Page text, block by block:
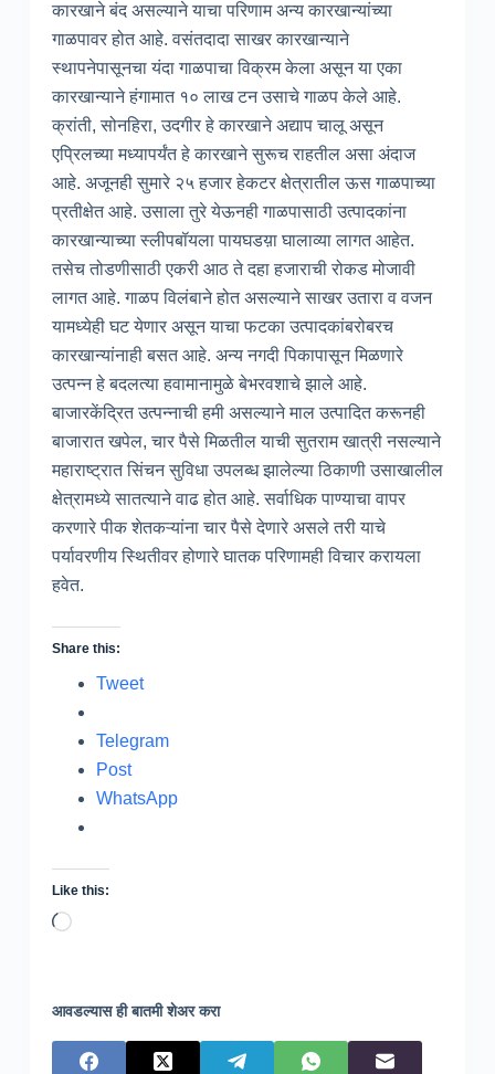
कारखाने बंद असल्याने याचा परिणाम अन्य कारखान्यांच्या
गाळपावर होत आहे. वसंतदादा साखर कारखान्याने
स्थापनेपासूनचा यंदा गाळपाचा विक्रम केला असून या एका
कारखान्याने हंगामात १० लाख टन उसाचे गाळप केले आहे.
क्रांती, सोनहिरा, उदगीर हे कारखाने अद्याप चालू असून
एप्रिलच्या मध्यापर्यंत हे कारखाने सुरूच राहतील असा अंदाज
आहे. अजूनही सुमारे २५ हजार हेकटर क्षेत्रातील ऊस गाळपाच्या
प्रतीक्षेत आहे. उसाला तुरे येऊनही गाळपासाठी उत्पादकांना
कारखान्याच्या स्लीपबॉयला पायघडय़ा घालाव्या लागत आहेत.
तसेच तोडणीसाठी एकरी आठ ते दहा हजाराची रोकड मोजावी
लागत आहे. गाळप विलंबाने होत असल्याने साखर उतारा व वजन
यामध्येही घट येणार असून याचा फटका उत्पादकांबरोबरच
कारखान्यांनाही बसत आहे. अन्य नगदी पिकापासून मिळणारे
उत्पन्न हे बदलत्या हवामानामुळे बेभरवशाचे झाले आहे.
बाजारकेंद्रित उत्पन्नाची हमी असल्याने माल उत्पादित करूनही
बाजारात खपेल, चार पैसे मिळतील याची सुतराम खात्री नसल्याने
महाराष्ट्रात सिंचन सुविधा उपलब्ध झालेल्या ठिकाणी उसाखालील
क्षेत्रामध्ये सातत्याने वाढ होत आहे. सर्वाधिक पाण्याचा वापर
करणारे पीक शेतकऱ्यांना चार पैसे देणारे असले तरी याचे
पर्यावरणीय स्थितीवर होणारे घातक परिणामही विचार करायला
हवेत.
Share this:
Tweet
Telegram
Post
WhatsApp
Like this:
Loading…
आवडल्यास ही बातमी शेअर करा